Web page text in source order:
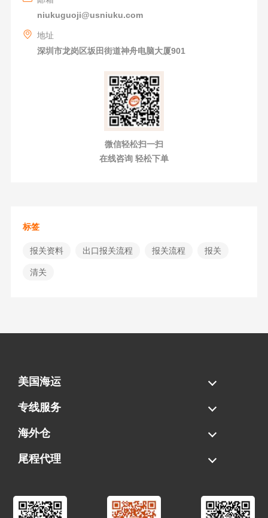
niukuguoji@usniuku.com
地址
深圳市龙岗区坂田街道神舟电脑大厦901
微信轻松扫一扫
在线咨询 轻松下单
标签
报关资料 出口报关流程 报关流程 报关
清关
美国海运
海运拼柜
海运整柜
美国海卡
加拿大海运
专线服务
FBA专线直送
超大件专线
AWD专线
电池专线
海外仓
一件代发
FBA中转
贴标换标
拆柜/存储
尾程代理